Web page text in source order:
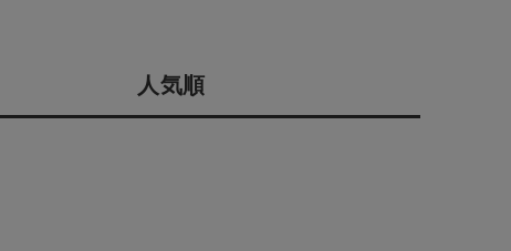
ギフトカード
人気順